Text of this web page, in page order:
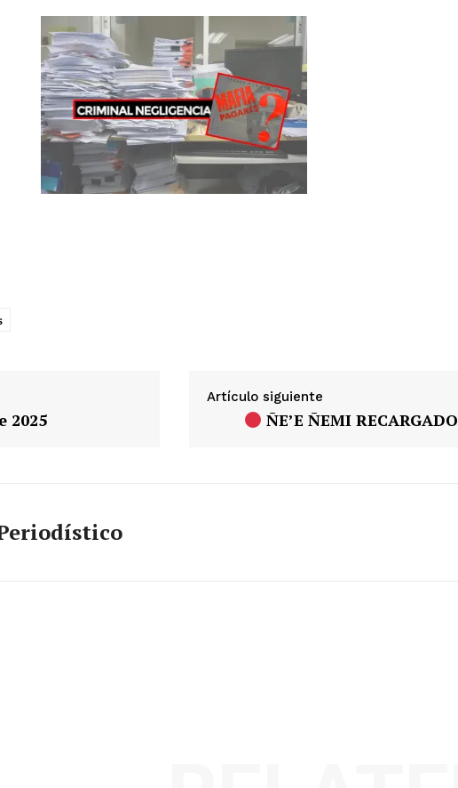
SUBSCRIBE NOW
About
2025
Artículo siguiente
ÑE’E ÑEMI RECARGADO